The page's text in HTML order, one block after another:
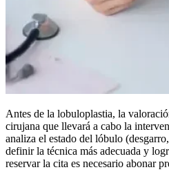
Antes de la lobuloplastia, la
cirujana que llevará a cabo la
analiza el estado del lóbulo
definir la técnica más adecuada y
reservar la cita es necesario abonar